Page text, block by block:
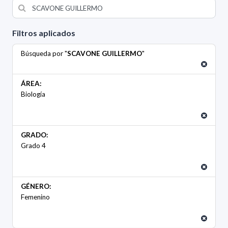
Filtros aplicados
Búsqueda por "SCAVONE GUILLERMO"
ÁREA:
Biología
GRADO:
Grado 4
GÉNERO:
Femenino